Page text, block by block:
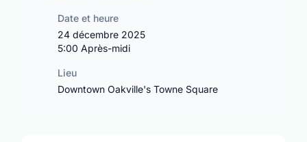
Date et heure
24 décembre 2025
5:00 Après-midi
Lieu
Downtown Oakville's Towne Square